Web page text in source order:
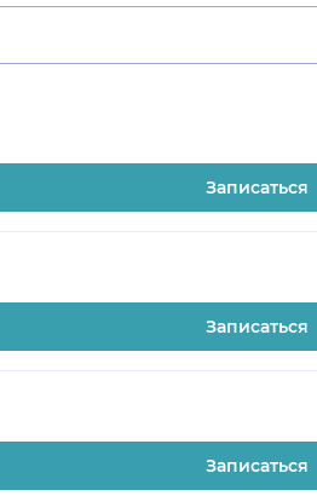
Записаться
Записаться
Записаться